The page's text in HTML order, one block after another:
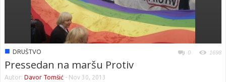
■ DRUŠTVO 0 1698
Pressedan na maršu Protiv
Autor: Davor Tomšić - Nov 30, 2013